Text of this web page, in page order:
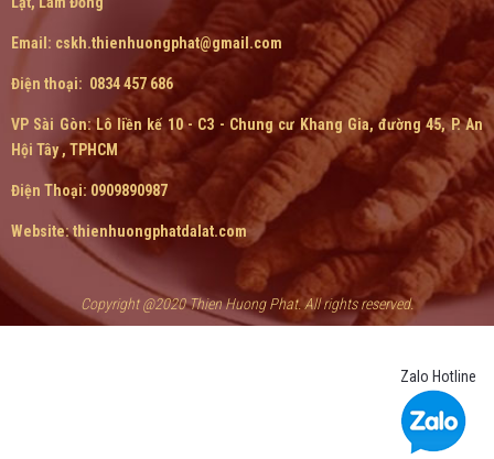
Email: cskh.thienhuongphat@gmail.com
Điện thoại: 0834 457 686
VP Sài Gòn:Lô liền kế 10 - C3 - Chung cư Khang Gia, đường 45, P. An
Hội Tây , TPHCM
Điện Thoại: 0909890987
Website: thienhuongphatdalat.com
Copyright @2020 Thien Huong Phat. All rights reserved.
Zalo Hotline